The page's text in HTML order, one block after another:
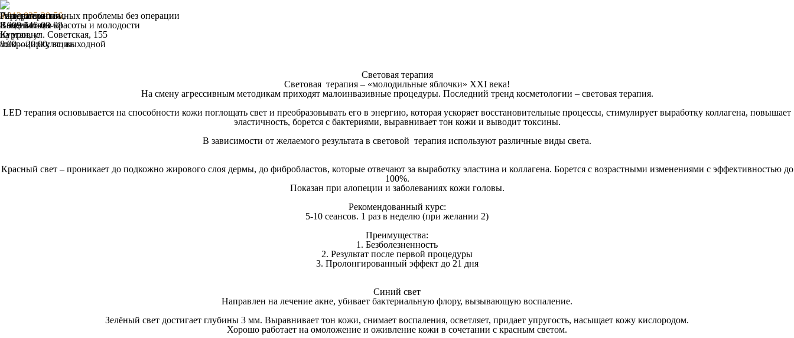
Гирудотерапия
Воздействие
на уровне
микроциркуляции
IV-терапия
Капельницы красоты и молодости
Решение интимных проблемы без операции
8 912 835-20-56,
8 909 146-08-08
Курган, ул. Советская, 155
8:00—20:00; вс: выходной
Световая терапия
Световая терапия – «молодильные яблочки» XXI века!
На смену агрессивным методикам приходят малоинвазивные процедуры. Последний тренд косметологии – световая терапия.
LED терапия основывается на способности кожи поглощать свет и преобразовывать его в энергию, которая ускоряет восстановительные процессы, стимулирует выработку коллагена, повышает
эластичность, борется с бактериями, выравнивает тон кожи и выводит токсины.
В зависимости от желаемого результата в световой терапия используют различные виды света.
Красный свет– проникает до подкожно жирового слоя дермы, до фибробластов, которые отвечают за выработку эластина и коллагена. Борется с возрастными изменениями с эффективностью до
100%.
Показан при алопеции и заболеваниях кожи головы.
Рекомендованный курс:
5-10 сеансов. 1 раз в неделю (при желании 2)
Преимущества:
1. Безболезненность
2. Результат после первой процедуры
3. Пролонгированный эффект до 21 дня
Синий свет
Направлен на лечение акне, убивает бактериальную флору, вызывающую воспаление.
Зелёный свет достигает глубины 3 мм. Выравнивает тон кожи, снимает воспаления, осветляет, придает упругость, насыщает кожу кислородом.
Хорошо работает на омоложение и оживление кожи в сочетании с красным светом.